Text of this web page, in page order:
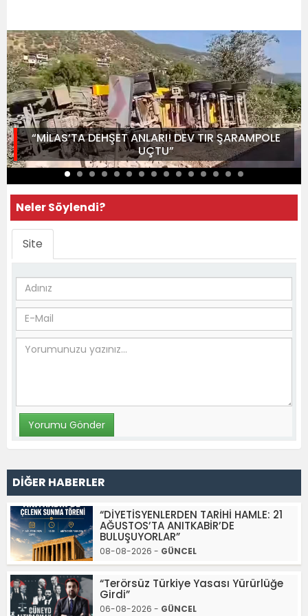
“MİLAS’TA DEHŞET ANLARI! DEV TIR ŞARAMPOLE
UÇTU”
Neler Söylendi?
Site
DİĞER HABERLER
“DİYETİSYENLERDEN TARİHİ HAMLE: 21
AĞUSTOS’TA ANITKABİR’DE
BULUŞUYORLAR”
08-08-2026 - GÜNCEL
“Terörsüz Türkiye Yasası Yürürlüğe
Girdi”
06-08-2026 - GÜNCEL